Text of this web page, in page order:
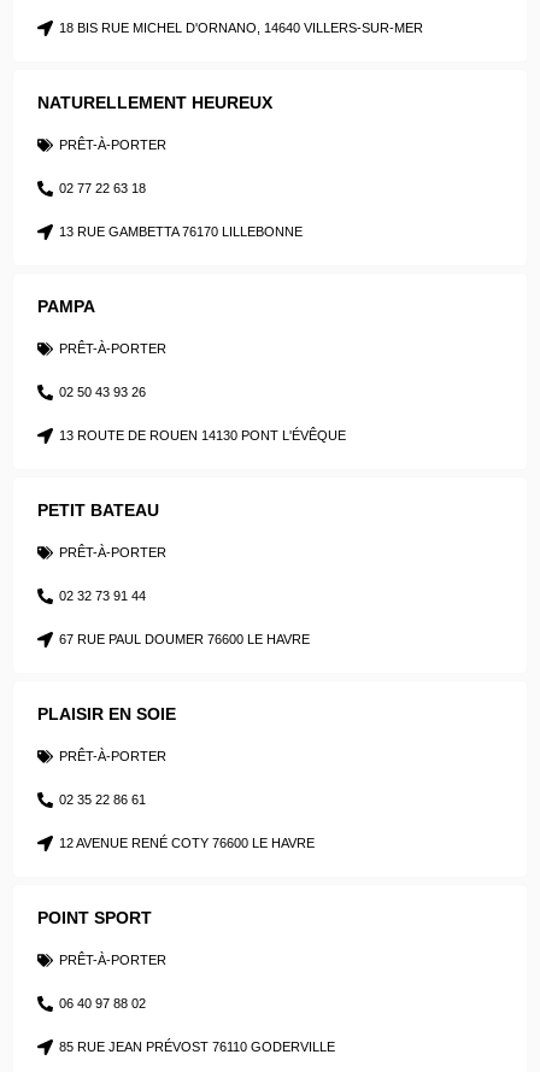
18 BIS RUE MICHEL D'ORNANO, 14640 VILLERS-SUR-MER
NATURELLEMENT HEUREUX
PRÊT-À-PORTER
02 77 22 63 18
13 RUE GAMBETTA 76170 LILLEBONNE
PAMPA
PRÊT-À-PORTER
02 50 43 93 26
13 ROUTE DE ROUEN 14130 PONT L'ÉVÊQUE
PETIT BATEAU
PRÊT-À-PORTER
02 32 73 91 44
67 RUE PAUL DOUMER 76600 LE HAVRE
PLAISIR EN SOIE
PRÊT-À-PORTER
02 35 22 86 61
12 AVENUE RENÉ COTY 76600 LE HAVRE
POINT SPORT
PRÊT-À-PORTER
06 40 97 88 02
85 RUE JEAN PRÉVOST 76110 GODERVILLE